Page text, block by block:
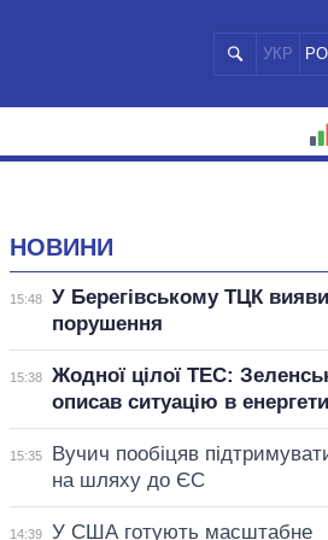
УКР
НОВИНИ
15:48
У Берегівському ТЦК
порушення
15:38
Жодної цілої ТЕС:
описав ситуацію в
15:35
Вучич пообіцяв
на шляху до ЄС
14:39
У США готують масштабне